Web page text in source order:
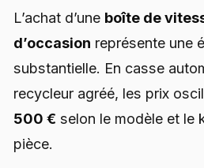
L’achat d’une boîte de
d’occasion représente une
substantielle. En casse
recycleur agréé, les prix
500 € selon le modèle et le
pièce.